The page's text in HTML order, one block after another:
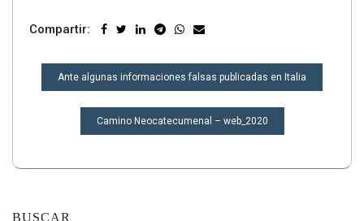
Compartir:
NAVEGACIÓN
DE
ENTRADAS
Ante algunas informaciones falsas publicadas en Italia
Camino Neocatecumenal – web_2020
BUSCAR